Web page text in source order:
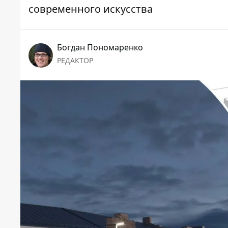
современного искусства
Богдан Пономаренко
РЕДАКТОР